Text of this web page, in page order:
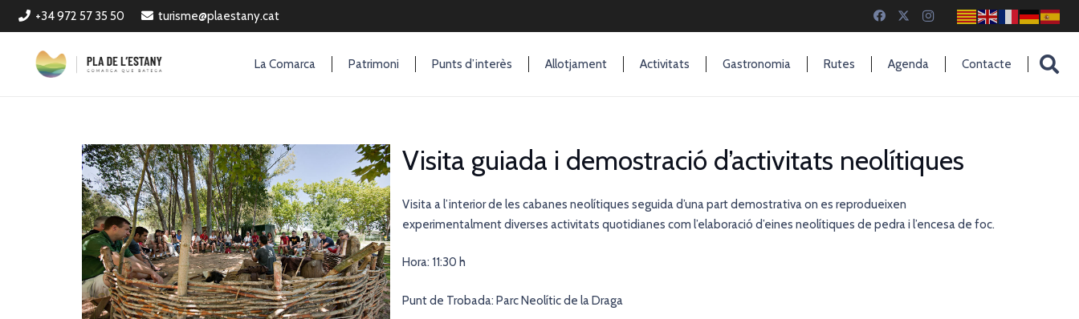
+34 972 57 35 50 turisme@plaestany.cat
La Comarca Patrimoni Punts d’interès Allotjament Activitats Gastronomia Rutes Agenda Contacte
Visita guiada i demostració d’activitats neolítiques
Visita a l’interior de les cabanes neolítiques seguida d’una part demostrativa on es reprodueixen
experimentalment diverses activitats quotidianes com l’elaboració d’eines neolítiques de pedra i l’encesa de foc.
Hora: 11:30 h
Punt de Trobada: Parc Neolític de la Draga